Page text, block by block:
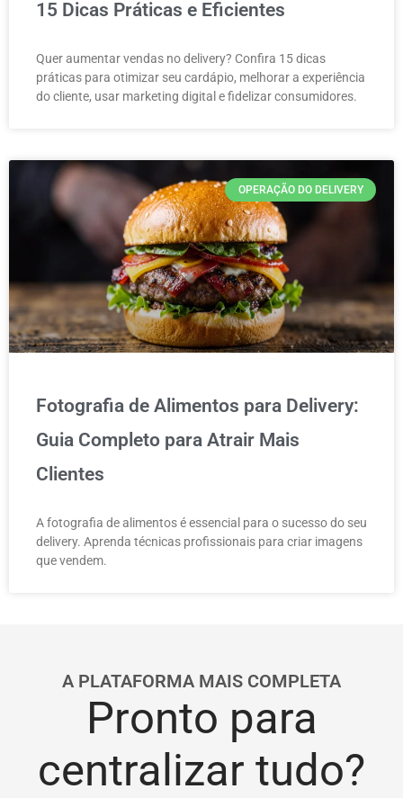
15 Dicas Práticas e Eficientes
Quer aumentar vendas no delivery? Confira 15 dicas
práticas para otimizar seu cardápio, melhorar a experiência
do cliente, usar marketing digital e fidelizar consumidores.
OPERAÇÃO DO DELIVERY
Fotografia de Alimentos para Delivery:
Guia Completo para Atrair Mais
Clientes
A fotografia de alimentos é essencial para o sucesso do seu
delivery. Aprenda técnicas profissionais para criar imagens
que vendem.
A PLATAFORMA MAIS COMPLETA
Pronto para
centralizar tudo?